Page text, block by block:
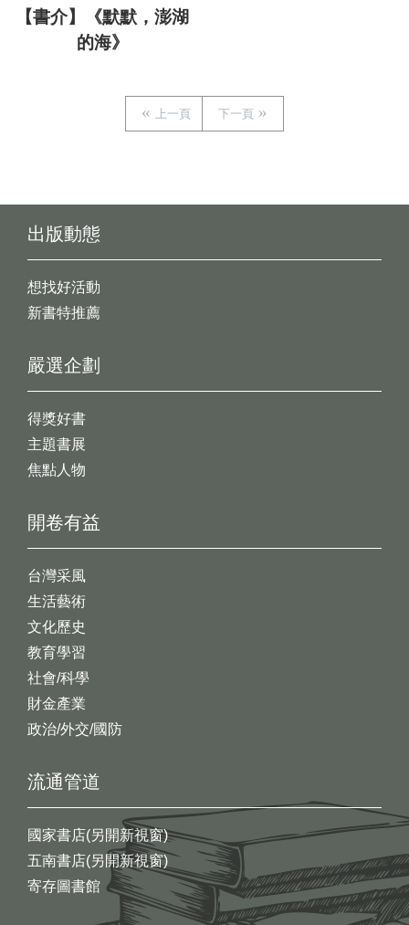
【書介】《默默，澎湖
的海》
上一頁 下一頁
出版動態
想找好活動
新書特推薦
開卷有益
台灣采風
生活藝術
文化歷史
教育學習
社會/科學
財金產業
政治/外交/國防
嚴選企劃
得獎好書
主題書展
焦點人物
流通管道
國家書店(另開新視窗)
五南書店(另開新視窗)
寄存圖書館